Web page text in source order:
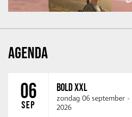
AGENDA
06
SEP
BOLD XXL
zondag 06 september -
2026